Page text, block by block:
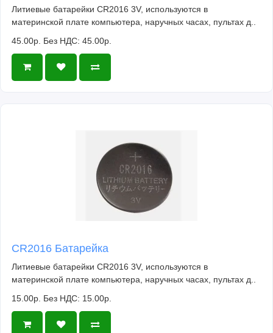
Литиевые батарейки CR2016 3V, используются в
материнской плате компьютера, наручных часах, пультах д..
45.00р. Без НДС: 45.00р.
CR2016 Батарейка
Литиевые батарейки CR2016 3V, используются в
материнской плате компьютера, наручных часах, пультах д..
15.00р. Без НДС: 15.00р.